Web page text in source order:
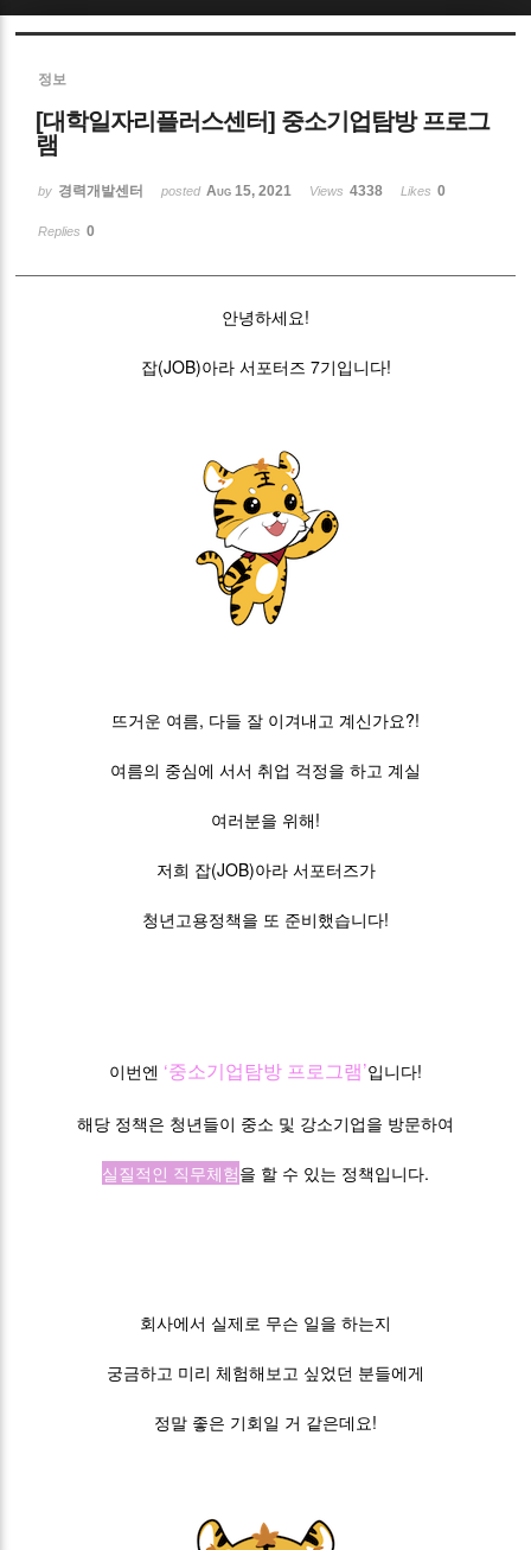
정보
[대학일자리플러스센터] 중소기업탐방 프로그
램
by 경력개발센터 posted Aug 15, 2021 Views 4338 Likes 0
Replies 0
안녕하세요!
잡(JOB)아라 서포터즈 7기입니다!
뜨거운 여름, 다들 잘 이겨내고 계신가요?!
여름의 중심에 서서 취업 걱정을 하고 계실
여러분을 위해!
저희 잡(JOB)아라 서포터즈가
청년고용정책을 또 준비했습니다!
이번엔 ‘중소기업탐방 프로그램’입니다!
해당 정책은 청년들이 중소 및 강소기업을 방문하여
실질적인 직무체험을 할 수 있는 정책입니다.
회사에서 실제로 무슨 일을 하는지
궁금하고 미리 체험해보고 싶었던 분들에게
정말 좋은 기회일 거 같은데요!
Sketchbook5, 스케치북5
Sketchbook5, 스케치북5